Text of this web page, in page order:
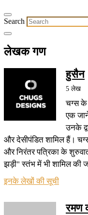
Search
लेखक गण
हुसैन
5 लेख
चग्स के
एक
उनके
और देसीपंडित शामिल हैं।
और निरंतर पत्रिका के
झड़ी" स्तंभ में भी शामिल की
इनके लेखों की सूची
रमण